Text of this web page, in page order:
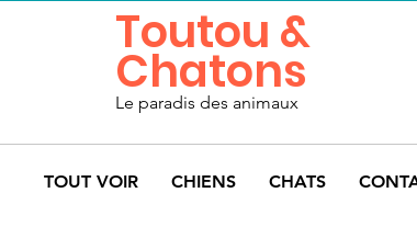
Toutou &
Chatons
Le paradis des animaux
TOUT VOIR CHIENS CHATS